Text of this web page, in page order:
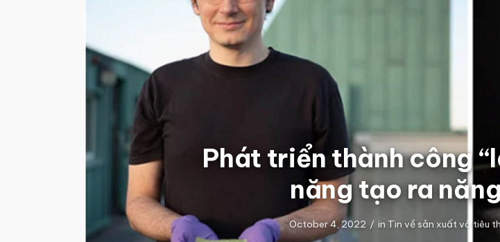
Phát triển thành công
năng tạo ra
October 4, 2022 / in Tin về sản xuất và tiêu